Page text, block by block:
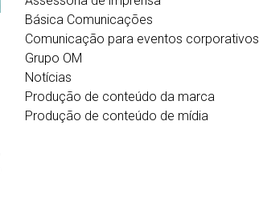
Básica Comunicações
Comunicação para eventos corporativos
Grupo OM
Notícias
Produção de conteúdo da marca
Produção de conteúdo de mídia